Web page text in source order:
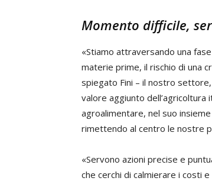
Momento difficile,
«Stiamo attraversando una
materie prime, il rischio di una
spiegato Fini – il nostro
valore aggiunto dell’agricoltura
agroalimentare, nel suo
rimettendo al centro le nostre
«Servono azioni precise e
che cerchi di calmierare i costi